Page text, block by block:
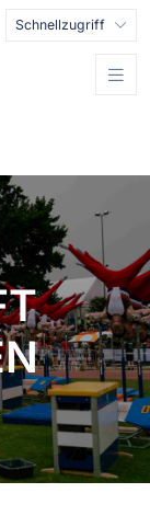
Schnellzugriff